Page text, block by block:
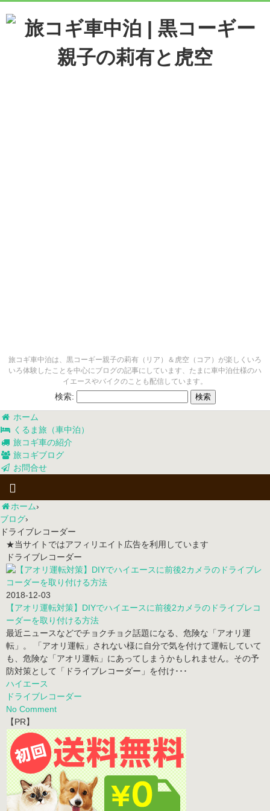
旅コギ車中泊は、黒コーギー親子の莉有（リア）＆虎空（コア）が楽しくいろ
いろ体験したことを中心にブログの記事にしています、たまに車中泊仕様のハ
イエースやバイクのことも配信しています。
検索:
ホーム
くるま旅（車中泊）
旅コギ車の紹介
旅コギブログ
お問合せ
ホーム›
ブログ›
ドライブレコーダー
★当サイトではアフィリエイト広告を利用しています
ドライブレコーダー
2018-12-03
【アオリ運転対策】DIYでハイエースに前後2カメラのドライブレコ
ーダーを取り付ける方法
最近ニュースなどでチョクチョク話題になる、危険な「アオリ運
転」。 「アオリ運転」されない様に自分で気を付けて運転していて
も、危険な「アオリ運転」にあってしまうかもしれません。その予
防対策として「ドライブレコーダー」を付け･･･
ハイエース
ドライブレコーダー
No Comment
【PR】